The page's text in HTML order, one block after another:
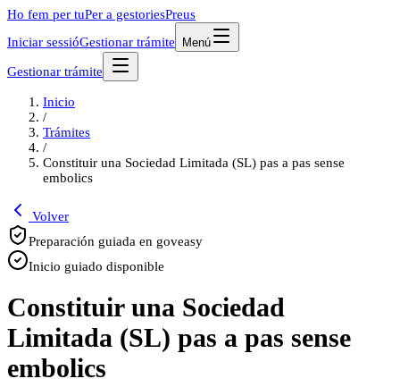
Ho fem per tuPer a gestoriesPreus
Iniciar sessióGestionar trámite Menú
Gestionar trámite
Inicio
/
Trámites
/
Constituir una Sociedad Limitada (SL) pas a pas sense
embolics
Volver
Preparación guiada en goveasy
Inicio guiado disponible
Constituir una Sociedad
Limitada (SL) pas a pas sense
embolics